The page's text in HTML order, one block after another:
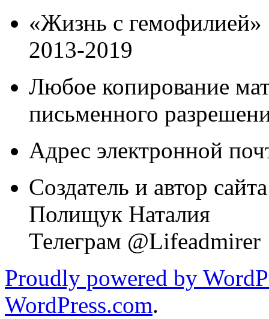
«Жизнь с гемофилией»
2013-2019
Любое копирование
письменного
Адрес электронной
Создатель и автор сайта
Полищук Наталия
Телеграм @Lifeadmirer
Proudly powered by
WordPress.com.